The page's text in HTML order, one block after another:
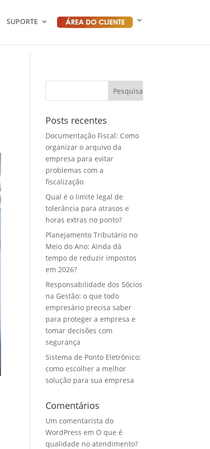
SUPORTE
Posts recentes
Documentação Fiscal: Como
organizar o arquivo da
empresa para evitar
problemas com a
fiscalização
Qual é o limite legal de
tolerância para atrasos e
horas extras no ponto?
Planejamento Tributário no
Meio do Ano: Ainda dá
tempo de reduzir impostos
em 2026?
Responsabilidade dos Sócios
na Gestão: o que todo
empresário precisa saber
para proteger a empresa e
tomar decisões com
segurança
Sistema de Ponto Eletrônico:
como escolher a melhor
solução para sua empresa
Comentários
Um comentarista do
WordPress em O que é
qualidade no atendimento?